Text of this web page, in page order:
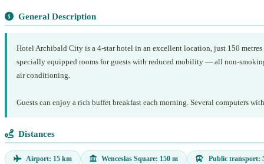
General Description
Hotel Archibald City is a 4-star hotel in an excellent location, just 150
specially equipped rooms for guests with reduced mobility — all non-
air conditioning.
Guests can enjoy a rich buffet breakfast each morning. Several computers
Distances
Airport: 15 km Wenceslas Square: 150 m Public transport: